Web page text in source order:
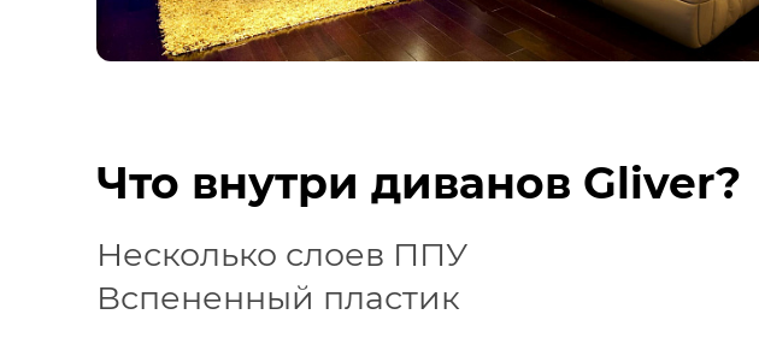
Что внутри диванов Gliver?
Несколько слоев ППУ
Вспененный пластик